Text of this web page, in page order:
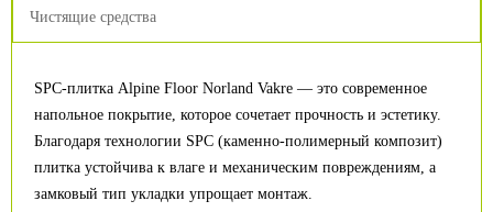
Чистящие средства
SPC-плитка Alpine Floor Norland Vakre — это современное
напольное покрытие, которое сочетает прочность и эстетику.
Благодаря технологии SPC (каменно-полимерный композит)
плитка устойчива к влаге и механическим повреждениям, а
замковый тип укладки упрощает монтаж.